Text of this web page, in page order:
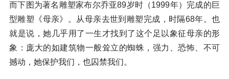
而下图为著名雕塑家布尔乔亚89岁时（1999年）完成的巨
型雕塑《母亲》。从母亲去世到雕塑完成，时隔68年。也
就是说，她几乎用了一生才找到了这个足以象征母亲的形
象：庞大的如建筑物一般耸立的蜘蛛，强力、恐怖、不可
撼动，她保护我们，也囚禁我们。